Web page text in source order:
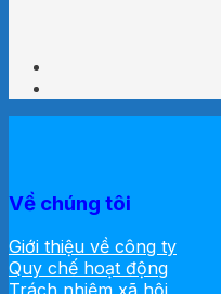
Về chúng tôi
Giới thiệu về công ty
Quy chế hoạt động